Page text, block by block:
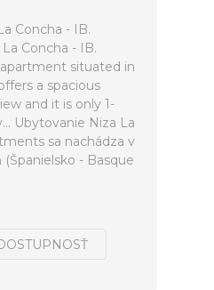
Concha - IB.
Concha - IB.
situated in
a spacious
and it is only 1-
Ubytovanie Niza La
sa nachádza v
- Basque